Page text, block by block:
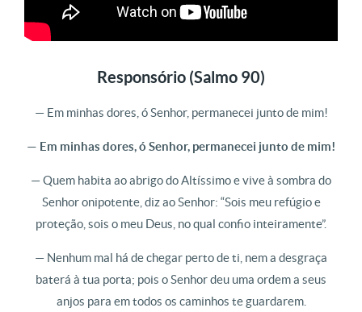
Responsório (Salmo 90)
— Em minhas dores, ó Senhor, permanecei junto de mim!
— Em minhas dores, ó Senhor, permanecei junto de mim!
— Quem habita ao abrigo do Altíssimo e vive à sombra do
Senhor onipotente, diz ao Senhor: “Sois meu refúgio e
proteção, sois o meu Deus, no qual confio inteiramente”.
— Nenhum mal há de chegar perto de ti, nem a desgraça
baterá à tua porta; pois o Senhor deu uma ordem a seus
anjos para em todos os caminhos te guardarem.